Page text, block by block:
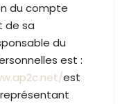
du compte
de sa
du
est :
est